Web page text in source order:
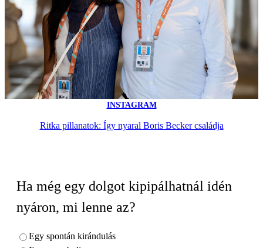
INSTAGRAM
Ritka pillanatok: Így nyaral Boris Becker családja
Ha még egy dolgot kipipálhatnál idén
nyáron, mi lenne az?
Egy spontán kirándulás